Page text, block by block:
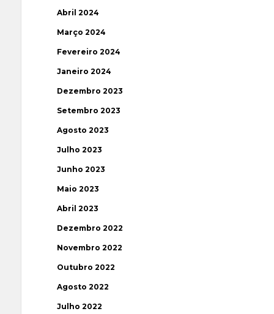
Abril 2024
Março 2024
Fevereiro 2024
Janeiro 2024
Dezembro 2023
Setembro 2023
Agosto 2023
Julho 2023
Junho 2023
Maio 2023
Abril 2023
Dezembro 2022
Novembro 2022
Outubro 2022
Agosto 2022
Julho 2022